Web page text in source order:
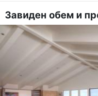
Завиден обем и